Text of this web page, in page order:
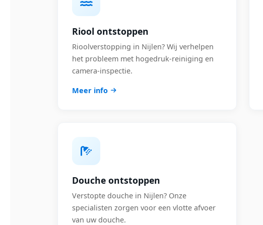
Riool ontstoppen
Rioolverstopping in Nijlen? Wij verhelpen
het probleem met hogedruk-reiniging en
camera-inspectie.
Meer info
Douche ontstoppen
Verstopte douche in Nijlen? Onze
specialisten zorgen voor een vlotte afvoer
van uw douche.